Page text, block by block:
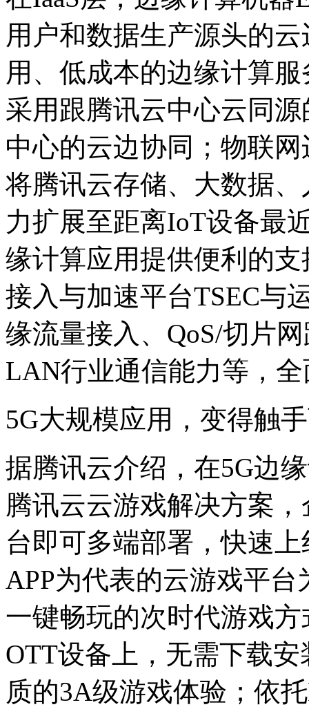
用户和数据生产源头的
用、低成本的边缘计算
采用跟腾讯云中心云同
中心的云边协同；物联
将腾讯云存储、大数据
力扩展至距离IoT设备最
缘计算应用提供便利的
接入与加速平台TSEC与
缘流量接入、QoS/切片
LAN行业通信能力等，
5G大规模应用，变得触
据腾讯云介绍，在5G边
腾讯云云游戏解决方案
台即可多端部署，快速
APP为代表的云游戏平
一键畅玩的次时代游戏
OTT设备上，无需下载
质的3A级游戏体验；依